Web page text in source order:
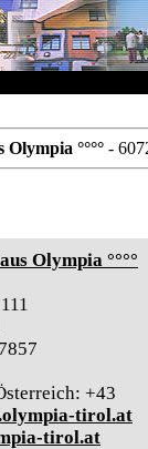
°°°° -
Olympia °°°°
+43
tirol.at
tirol.at